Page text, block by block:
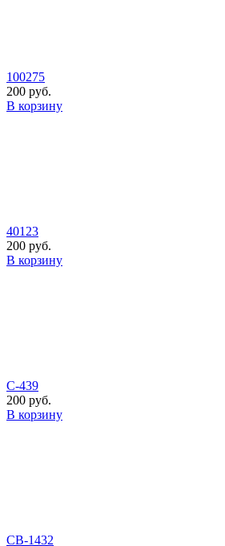
100275
200 руб.
В корзину
40123
200 руб.
В корзину
С-439
200 руб.
В корзину
СВ-1432